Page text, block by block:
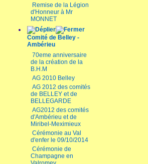
Remise de la Légion
d'Honneur à Mr
MONNET
Comité de Belley -
Ambérieu
70eme anniversaire
de la création de la
B.H.M
AG 2010 Belley
AG 2012 des comités
de BELLEY et de
BELLEGARDE
AG2012 des comités
d'Ambérieu et de
Miribel-Meximieux
Cérémonie au Val
d'enfer le 09/10/2014
Cérémonie de
Champagne en